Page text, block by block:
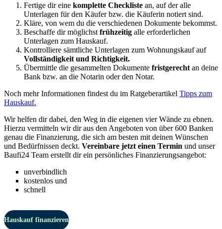
Fertige dir eine komplette Checkliste an, auf der alle
Unterlagen für den Käufer bzw. die Käuferin notiert sind.
Kläre, von wem du die verschiedenen Dokumente bekommst.
Beschaffe dir möglichst frühzeitig alle erforderlichen
Unterlagen zum Hauskauf.
Kontrolliere sämtliche Unterlagen zum Wohnungskauf auf
Vollständigkeit und Richtigkeit.
Übermittle die gesammelten Dokumente fristgerecht an deine
Bank bzw. an die Notarin oder den Notar.
Noch mehr Informationen findest du im Ratgeberartikel Tipps zum
Hauskauf.
Wir helfen dir dabei, den Weg in die eigenen vier Wände zu ebnen.
Hierzu vermitteln wir dir aus den Angeboten von über 600 Banken
genau die Finanzierung, die sich am besten mit deinen Wünschen
und Bedürfnissen deckt. Vereinbare jetzt einen Termin und unser
Baufi24 Team erstellt dir ein persönliches Finanzierungsangebot:
unverbindlich
kostenlos und
schnell
Hauskauf finanzieren